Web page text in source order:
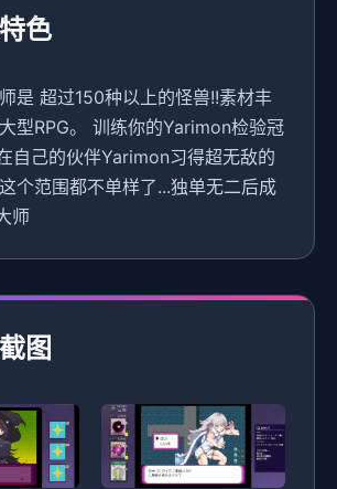
色
是 超过150种以上的怪兽!!素材丰
型RPG。 训练你的Yarimon检验冠
自己的伙伴Yarimon习得超无敌的
这个范围都不单样了...独单无二后成
师
图